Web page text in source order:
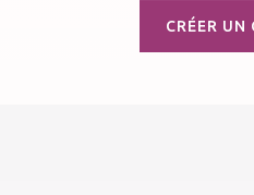
CRÉER UN